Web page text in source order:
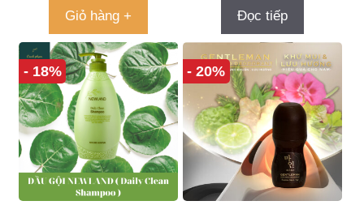
Giỏ hàng + Đọc tiếp
- 18% - 20%